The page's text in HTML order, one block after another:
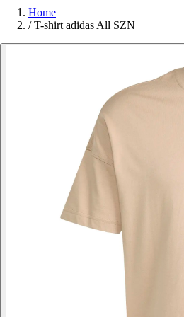
Home
/ T-shirt adidas All SZN